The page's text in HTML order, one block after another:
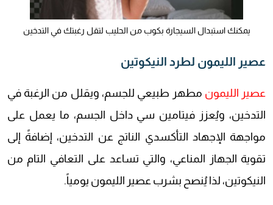
يمكنك استبدال السيجارة بكوب من الحليب لتقل رغبتك في التدخين
عصير الليمون لطرد النيكوتين
عصير الليمون مطهر طبيعي للجسم، ويقلل من الرغبة في
التدخين، ويُعزز فيتامين سي داخل الجسم، ما يعمل على
مواجهة الإجهاد التأكسدي الناتج عن التدخين، إضافةً إلى
تقوية الجهاز المناعي، والتي تساعد على التعافي التام من
النيكوتين، لذا يُنصح بشرب عصير الليمون يومياً.